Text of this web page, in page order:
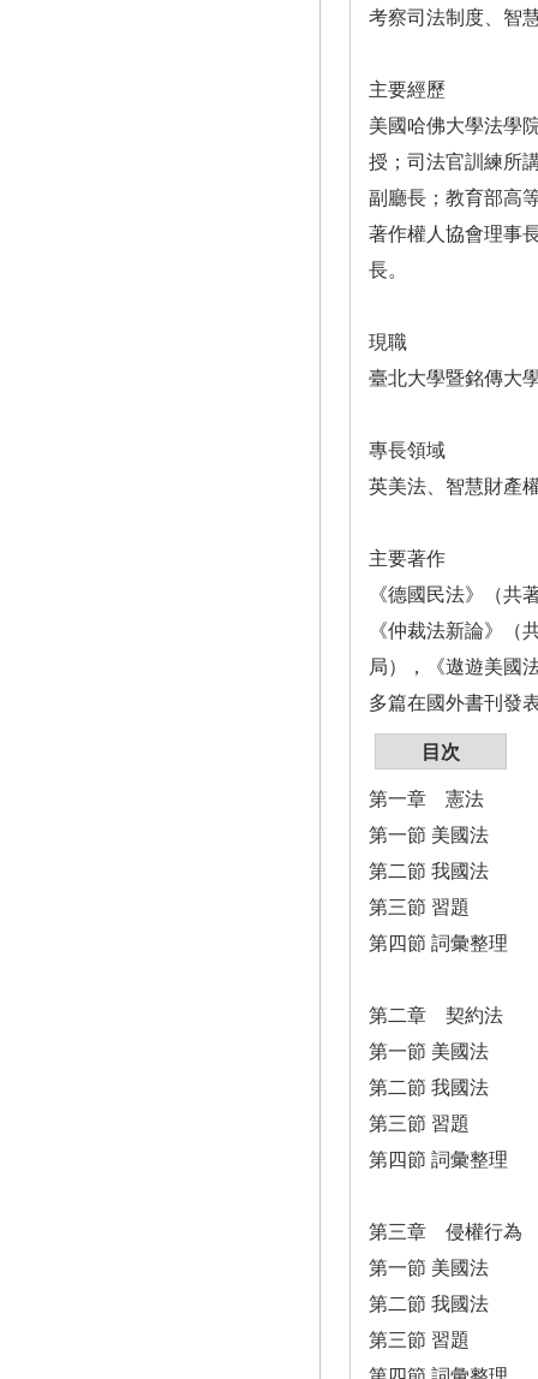
考察司法制度、智
主要經歷
美國哈佛大學法學
授；司法官訓練所
副廳長；教育部高
著作權人協會理事
長。
現職
臺北大學暨銘傳大
專長領域
英美法、智慧財產
主要著作
《德國民法》（共
《仲裁法新論》（
局），《遨遊美國
多篇在國外書刊發
目次
第一章 憲法
第一節 美國法
第二節 我國法
第三節 習題
第四節 詞彙整理
第二章 契約法
第一節 美國法
第二節 我國法
第三節 習題
第四節 詞彙整理
第三章 侵權行為
第一節 美國法
第二節 我國法
第三節 習題